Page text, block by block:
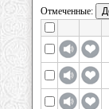
Отмеченные: